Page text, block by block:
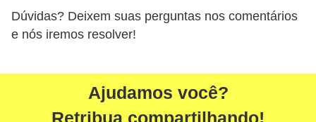
Dúvidas? Deixem suas perguntas nos comentários
e nós iremos resolver!
Ajudamos você?
e
g
r